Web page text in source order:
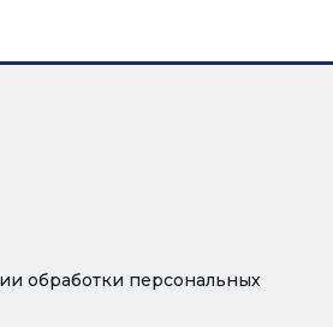
обработки персональных